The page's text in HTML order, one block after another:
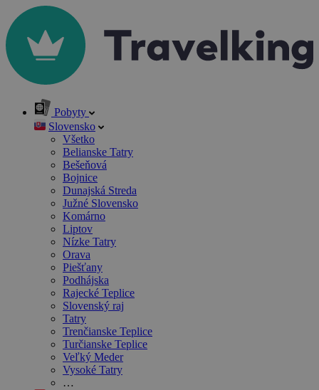
Pobyty
Slovensko
Všetko
Belianske Tatry
Bešeňová
Bojnice
Dunajská Streda
Južné Slovensko
Komárno
Liptov
Nízke Tatry
Orava
Piešťany
Podhájska
Rajecké Teplice
Slovenský raj
Tatry
Trenčianske Teplice
Turčianske Teplice
Veľký Meder
Vysoké Tatry
…